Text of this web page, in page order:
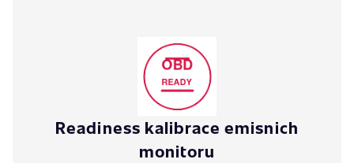
Readiness kalibrace emisnich
monitoru